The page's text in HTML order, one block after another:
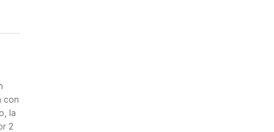
con
la
2